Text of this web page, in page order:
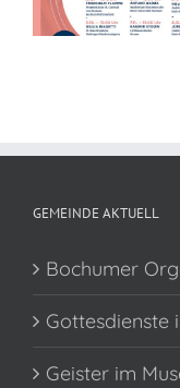
GEMEINDE AKTUELL
Bochumer
Gottesdienste
Geister im